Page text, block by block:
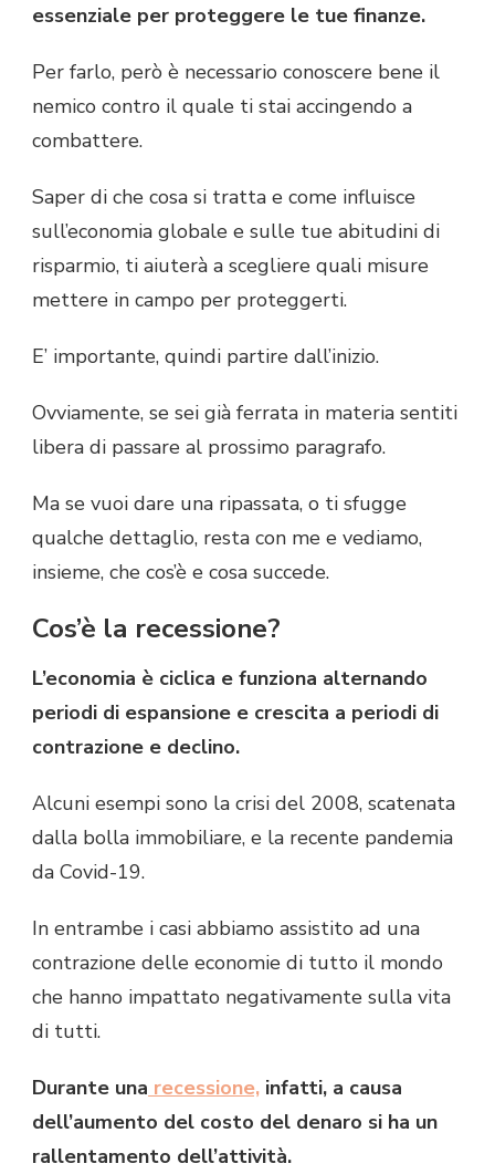
essenziale per proteggere le tue finanze.
Per farlo, però è necessario conoscere bene il
nemico contro il quale ti stai accingendo a
combattere.
Saper di che cosa si tratta e come influisce
sull’economia globale e sulle tue abitudini di
risparmio, ti aiuterà a scegliere quali misure
mettere in campo per proteggerti.
E’ importante, quindi partire dall’inizio.
Ovviamente, se sei già ferrata in materia sentiti
libera di passare al prossimo paragrafo.
Ma se vuoi dare una ripassata, o ti sfugge
qualche dettaglio, resta con me e vediamo,
insieme, che cos’è e cosa succede.
Cos’è la recessione?
L’economia è ciclica e funziona alternando
periodi di espansione e crescita a periodi di
contrazione e declino.
Alcuni esempi sono la crisi del 2008, scatenata
dalla bolla immobiliare, e la recente pandemia
da Covid-19.
In entrambe i casi abbiamo assistito ad una
contrazione delle economie di tutto il mondo
che hanno impattato negativamente sulla vita
di tutti.
Durante una recessione, infatti, a causa
dell’aumento del costo del denaro si ha un
rallentamento dell’attività.